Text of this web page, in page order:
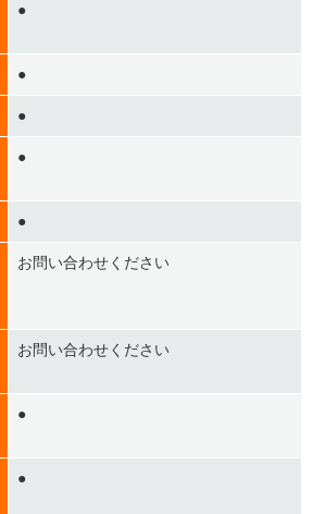
●
●
●
●
●
お問い合わせください
お問い合わせください
●
●